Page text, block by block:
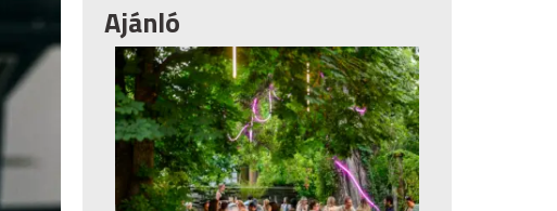
Ajánló